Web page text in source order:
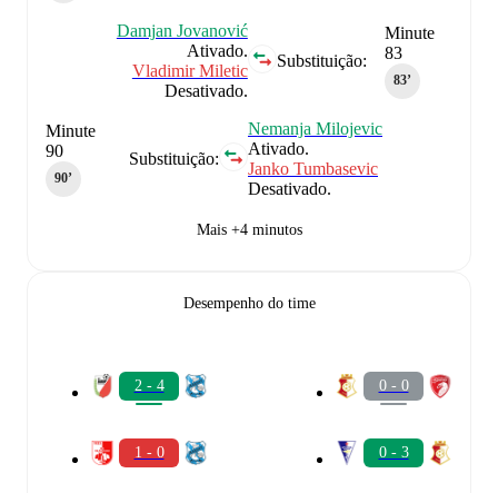
Minute
83
83‎’‎
Substituição:
Damjan Jovanović
Ativado.
Vladimir Miletic
Desativado.
Substituição:
Nemanja Milojevic
Ativado.
Janko Tumbasevic
Desativado.
Minute
90
90‎’‎
Mais +4 minutos
Desempenho do time
2 - 4
1 - 0
0 - 0
0 - 3